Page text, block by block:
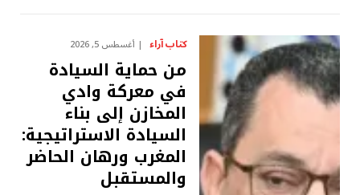
كتاب آراء أغسطس 5, 2026
من حماية السيادة
في معركة وادي
المخازن إلى بناء
السيادة الاستراتيجية:
المغرب ورهان الحاضر
والمستقبل